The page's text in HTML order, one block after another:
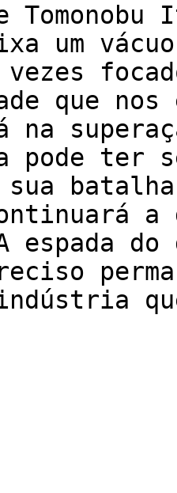
um
vezes
que nos
na
pode ter
sua
espada do
indústria